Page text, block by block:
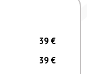
39 €
39 €